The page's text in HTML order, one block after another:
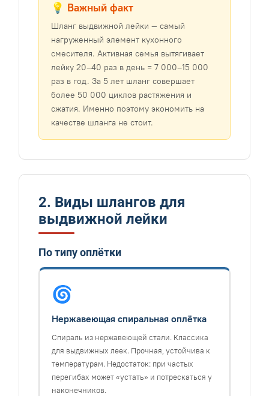
💡 Важный факт
Шланг выдвижной лейки — самый
нагруженный элемент кухонного
смесителя. Активная семья вытягивает
лейку 20–40 раз в день = 7 000–15 000
раз в год. За 5 лет шланг совершает
более 50 000 циклов растяжения и
сжатия. Именно поэтому экономить на
качестве шланга не стоит.
2. Виды шлангов для
выдвижной лейки
По типу оплётки
🌀
Нержавеющая спиральная оплётка
Спираль из нержавеющей стали. Классика
для выдвижных леек. Прочная, устойчива к
температурам. Недостаток: при частых
перегибах может «устать» и потрескаться у
наконечников.